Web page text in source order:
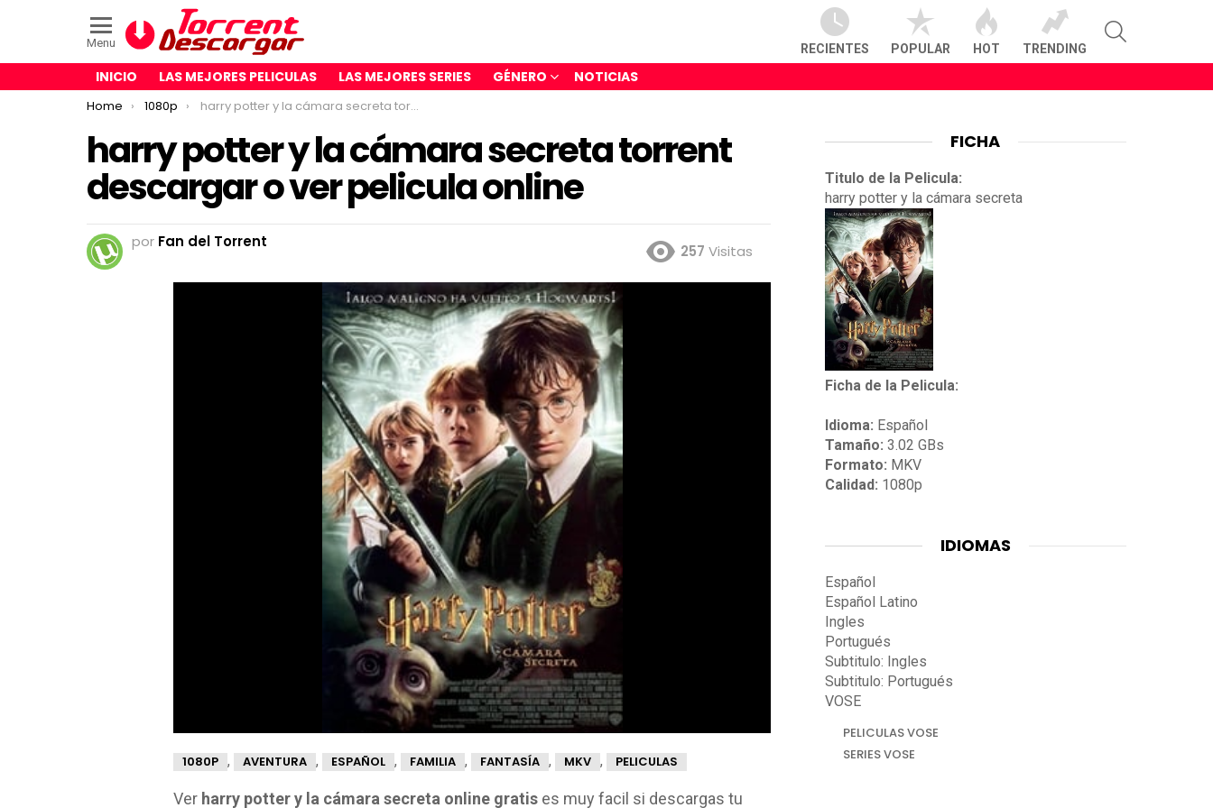
Menu RECIENTES POPULAR HOT TRENDING
INICIO LAS MEJORES PELICULAS LAS MEJORES SERIES GÉNERO NOTICIAS
You are here:
Home 1080p harry potter y la cámara secreta torrent descargar o ver pelicula online
harry potter y la cámara secreta torrent
descargar o ver pelicula online
por Fan del Torrent
257 Visitas
1080P , AVENTURA , ESPAÑOL , FAMILIA , FANTASÍA , MKV , PELICULAS
Ver harry potter y la cámara secreta online gratis es muy facil si descargas tu
FICHA
Titulo de la Pelicula:
harry potter y la cámara secreta
Ficha de la Pelicula:
Idioma: Español
Tamaño: 3.02 GBs
Formato: MKV
Calidad: 1080p
IDIOMAS
Español
Español Latino
Ingles
Portugués
Subtitulo: Ingles
Subtitulo: Portugués
VOSE
PELICULAS VOSE
SERIES VOSE